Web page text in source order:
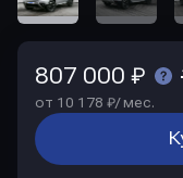
807 000 ₽
от 10 178 ₽/ мес.